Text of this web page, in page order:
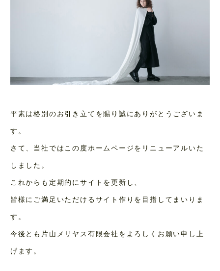
JOURNAL / NEWS
平素は格別のお引き立てを賜り誠にありがとうございま
す。
さて、当社ではこの度ホームページをリニューアルいた
しました。
これからも定期的にサイトを更新し、
皆様にご満足いただけるサイト作りを目指してまいりま
す。
今後とも片山メリヤス有限会社をよろしくお願い申し上
げます。